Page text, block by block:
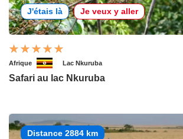
J'étais là Je veux y aller
Afrique Lac Nkuruba
Safari au lac Nkuruba
Distance 2884 km